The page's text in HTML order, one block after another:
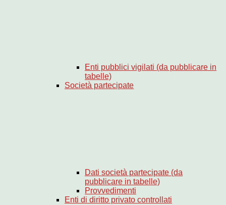
Enti pubblici vigilati (da pubblicare in
tabelle)
Società partecipate
Dati società partecipate (da
pubblicare in tabelle)
Provvedimenti
Enti di diritto privato controllati